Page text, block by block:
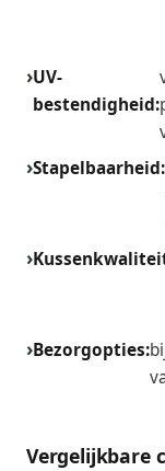
UV-
bestendigheid:
Stapelbaarheid:
Bezorgopties:
Vergelijkbare